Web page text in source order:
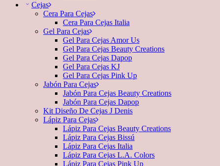
Cejas
Cera Para Cejas
Cera Para Cejas Italia
Gel Para Cejas
Gel Para Cejas Amor Us
Gel Para Cejas Beauty Creations
Gel Para Cejas Dapop
Gel Para Cejas KJ
Gel Para Cejas Pink Up
Jabón Para Cejas
Jabón Para Cejas Beauty Creations
Jabón Para Cejas Dapop
Kit Diseño De Cejas J Denis
Lápiz Para Cejas
Lápiz Para Cejas Beauty Creations
Lápiz Para Cejas Bissú
Lápiz Para Cejas Italia
Lápiz Para Cejas L.A. Colors
Lápiz Para Cejas Pink Up